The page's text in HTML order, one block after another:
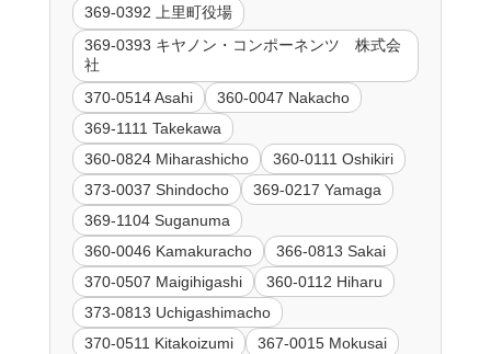
369-0392 上里町役場
369-0393 キヤノン・コンポーネンツ 株式会
社
370-0514 Asahi
360-0047 Nakacho
369-1111 Takekawa
360-0824 Miharashicho
360-0111 Oshikiri
373-0037 Shindocho
369-0217 Yamaga
369-1104 Suganuma
360-0046 Kamakuracho
366-0813 Sakai
370-0507 Maigihigashi
360-0112 Hiharu
373-0813 Uchigashimacho
370-0511 Kitakoizumi
367-0015 Mokusai